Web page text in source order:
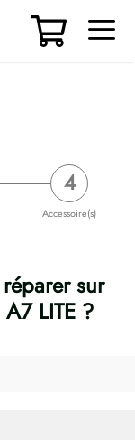
Accessoire(s)
sur
LITE ?